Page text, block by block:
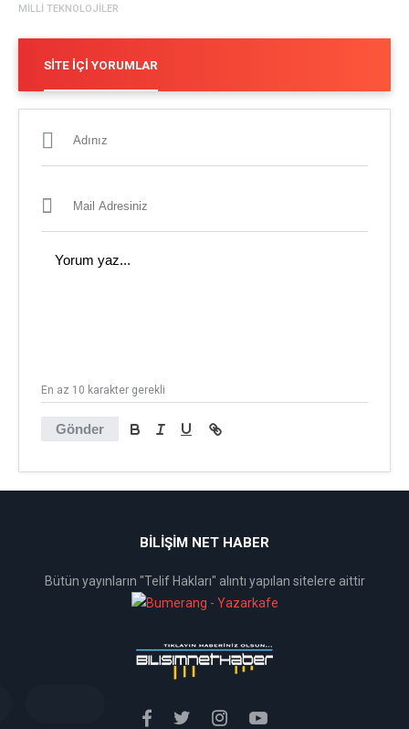
MILLI TEKNOLOJILER
SITE İÇI YORUMLAR
Gönder
En az 10 karakter gerekli
BİLİŞİM NET HABER
Bütün yayınların "Telif Hakları" alıntı yapılan sitelere aittir